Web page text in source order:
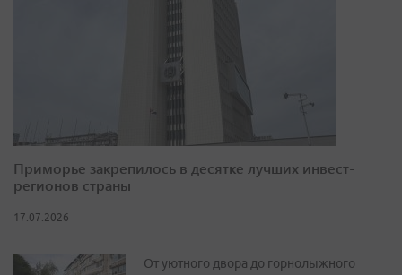
Приморье закрепилось в десятке лучших инвест-
регионов страны
17.07.2026
От уютного двора до горнолыжного